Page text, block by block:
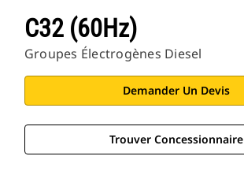
C32 (60Hz)
Groupes Électrogènes Diesel
Demander Un Devis
Trouver Concessionnaire